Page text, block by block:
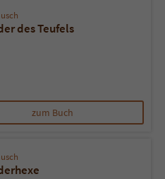
des Teufels
zum Buch